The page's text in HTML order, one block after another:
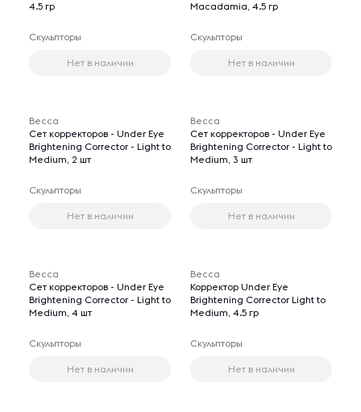
4.5 гр
Скульпторы
Нет в наличии
Macadamia, 4.5 гр
Скульпторы
Нет в наличии
Becca
Сет корректоров - Under Eye
Brightening Corrector - Light to
Medium, 2 шт
Скульпторы
Нет в наличии
Becca
Сет корректоров - Under Eye
Brightening Corrector - Light to
Medium, 3 шт
Скульпторы
Нет в наличии
Becca
Сет корректоров - Under Eye
Brightening Corrector - Light to
Medium, 4 шт
Скульпторы
Нет в наличии
Becca
Корректор Under Eye
Brightening Corrector Light to
Medium, 4.5 гр
Скульпторы
Нет в наличии